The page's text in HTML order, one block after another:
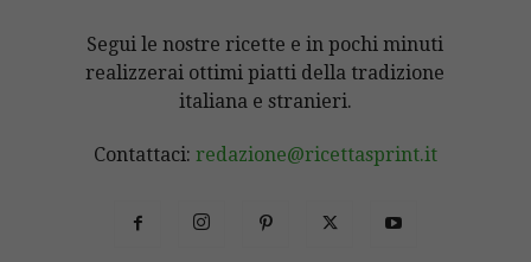
Segui le nostre ricette e in pochi minuti
realizzerai ottimi piatti della tradizione
italiana e stranieri.
Contattaci: redazione@ricettasprint.it